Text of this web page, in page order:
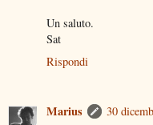
Un saluto.
Sat
Rispondi
Marius
30